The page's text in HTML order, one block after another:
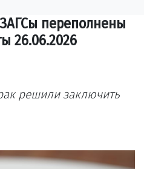
переполнены
26.06.2026
решили заключить